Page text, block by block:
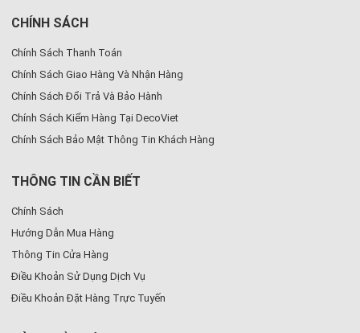
CHÍNH SÁCH
Chính Sách Thanh Toán
Chính Sách Giao Hàng Và Nhận Hàng
Chính Sách Đổi Trả Và Bảo Hành
Chính Sách Kiểm Hàng Tại DecoViet
Chính Sách Bảo Mật Thông Tin Khách Hàng
THÔNG TIN CẦN BIẾT
Chính Sách
Hướng Dẫn Mua Hàng
Thông Tin Cửa Hàng
Điều Khoản Sử Dụng Dịch Vụ
Điều Khoản Đặt Hàng Trực Tuyến